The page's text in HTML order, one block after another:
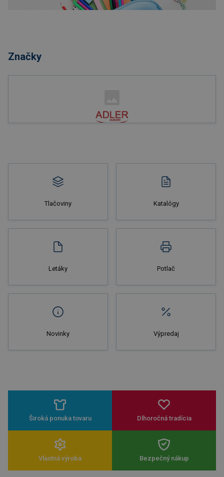
Značky
Tlačoviny Katalógy
Letáky Potlač
Novinky Výpredaj
Široká ponuka tovaru Dlhoročná tradícia
Vlastná výroba Bezpečný nákup